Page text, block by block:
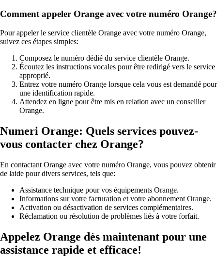
Comment appeler Orange avec votre numéro Orange?
Pour appeler le service clientèle Orange avec votre numéro Orange,
suivez ces étapes simples:
Composez le numéro dédié du service clientèle Orange.
Écoutez les instructions vocales pour être redirigé vers le service
approprié.
Entrez votre numéro Orange lorsque cela vous est demandé pour
une identification rapide.
Attendez en ligne pour être mis en relation avec un conseiller
Orange.
Numeri Orange: Quels services pouvez-
vous contacter chez Orange?
En contactant Orange avec votre numéro Orange, vous pouvez obtenir
de laide pour divers services, tels que:
Assistance technique pour vos équipements Orange.
Informations sur votre facturation et votre abonnement Orange.
Activation ou désactivation de services complémentaires.
Réclamation ou résolution de problèmes liés à votre forfait.
Appelez Orange dès maintenant pour une
assistance rapide et efficace!